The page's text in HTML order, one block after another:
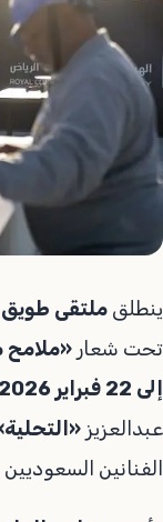
ينطلق ملتقى طويق
تحت شعار «ملامح
إلى 22 فبراير 2026م
عبدالعزيز
الفنانين